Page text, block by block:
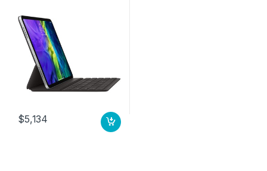
$5,134